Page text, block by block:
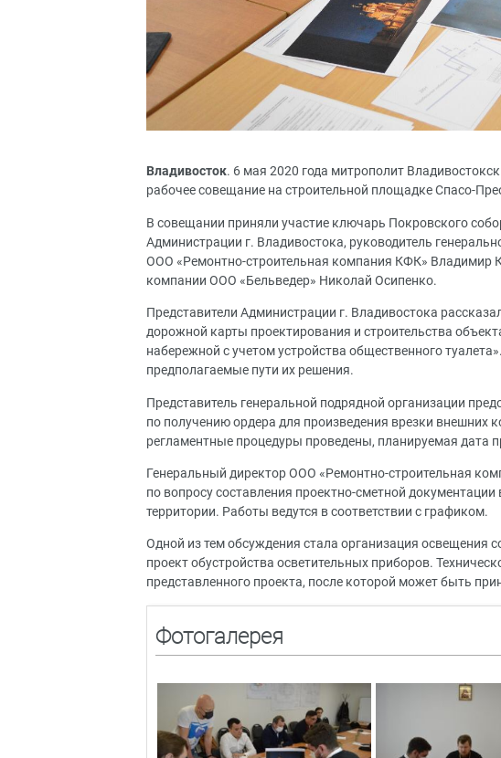
Владивосток. 6 мая 2020 года митрополит
рабочее совещание на строительной площадке Спасо-
В совещании приняли участие ключарь Покровского
Администрации г. Владивостока, руководитель
ООО «Ремонтно-строительная компания КФК» Владимир
компании ООО «Бельведер» Николай Осипенко.
Представители Администрации г. Владивостока
дорожной карты проектирования и строительства
набережной с учетом устройства общественного
предполагаемые пути их решения.
Представитель генеральной подрядной организации
по получению ордера для произведения врезки
регламентные процедуры проведены, планируемая дата
Генеральный директор ООО «Ремонтно-строительная
по вопросу составления проектно-сметной
территории. Работы ведутся в соответствии с графиком.
Одной из тем обсуждения стала организация освещения
проект обустройства осветительных приборов.
представленного проекта, после которой может быть
Фотогалерея